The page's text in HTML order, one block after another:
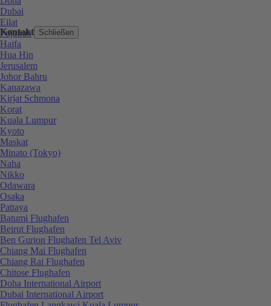
Kontakt Schließen
Dubai
Eilat
Fujairah
Haifa
Hua Hin
Jerusalem
Johor Bahru
Kanazawa
Kirjat Schmona
Korat
Kuala Lumpur
Kyoto
Maskat
Minato (Tokyo)
Naha
Nikko
Odawara
Osaka
Pattaya
Batumi Flughafen
Beirut Flughafen
Ben Gurion Flughafen Tel Aviv
Chiang Mai Flughafen
Chiang Rai Flughafen
Chitose Flughafen
Doha International Airport
Dubai International Airport